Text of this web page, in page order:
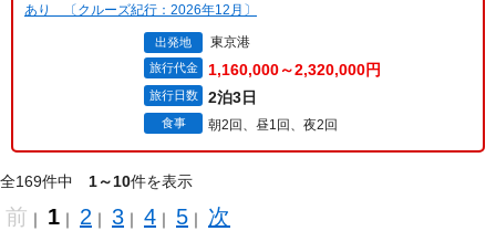
あり 〔クルーズ紀行：2026年12月〕
出発地 東京港
旅行代金 1,160,000～2,320,000円
旅行日数 2泊3日
食事 朝2回、昼1回、夜2回
全169件中 1～10件を表示
前 ｜ 1 ｜ 2 ｜ 3 ｜ 4 ｜ 5 ｜ 次